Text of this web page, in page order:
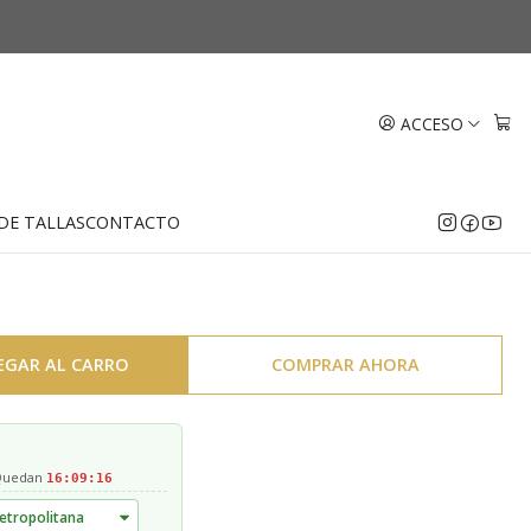
ACCESO
TALLASCONTACTO
Oro 18k
AL CARRO COMPRAR AHORA
16:09:15